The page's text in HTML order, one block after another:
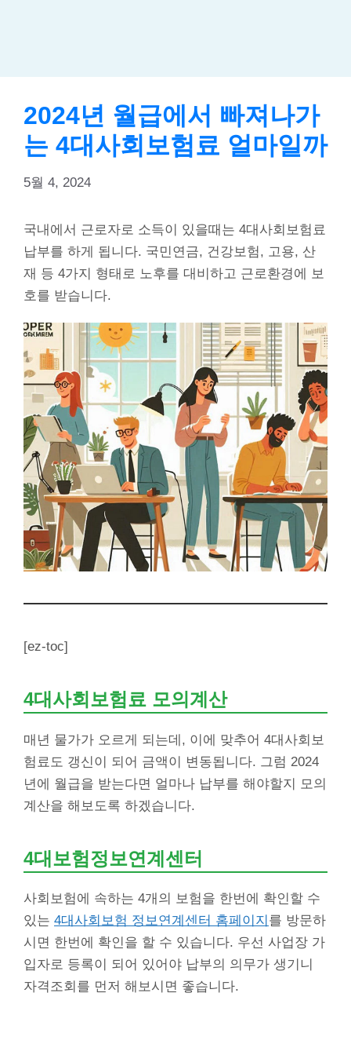
2024년 월급에서 빠져나가
는 4대사회보험료 얼마일까
5월 4, 2024
국내에서 근로자로 소득이 있을때는 4대사회보험료
납부를 하게 됩니다. 국민연금, 건강보험, 고용, 산
재 등 4가지 형태로 노후를 대비하고 근로환경에 보
호를 받습니다.
[ez-toc]
4대사회보험료 모의계산
매년 물가가 오르게 되는데, 이에 맞추어 4대사회보
험료도 갱신이 되어 금액이 변동됩니다. 그럼 2024
년에 월급을 받는다면 얼마나 납부를 해야할지 모의
계산을 해보도록 하겠습니다.
4대보험정보연계센터
사회보험에 속하는 4개의 보험을 한번에 확인할 수
있는 4대사회보험 정보연계센터 홈페이지 를 방문하
시면 한번에 확인을 할 수 있습니다. 우선 사업장 가
입자로 등록이 되어 있어야 납부의 의무가 생기니
자격조회를 먼저 해보시면 좋습니다.